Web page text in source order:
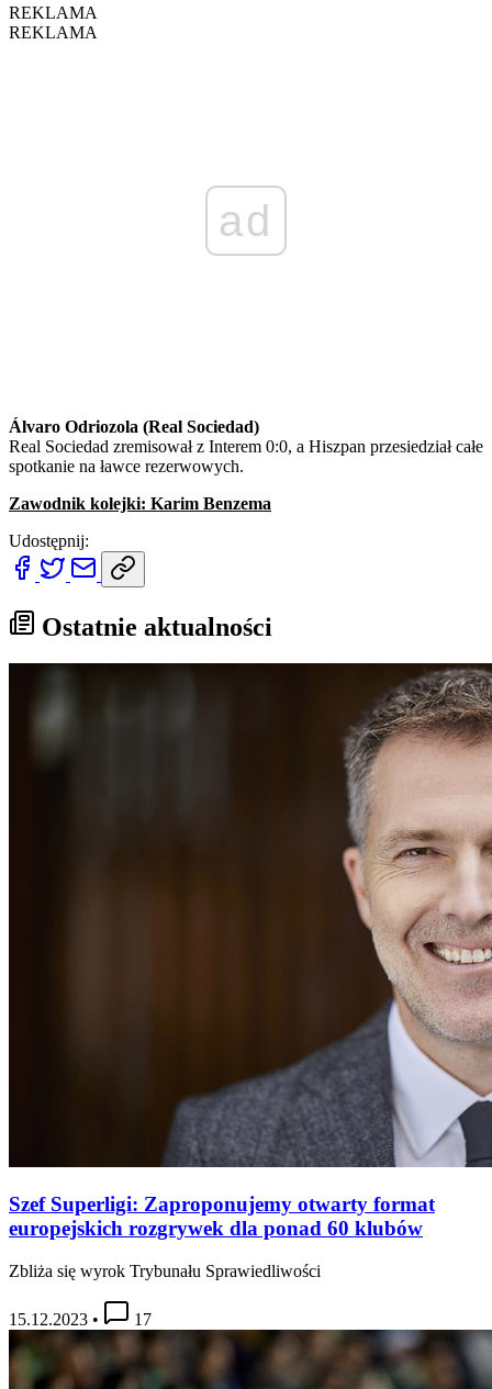
REKLAMA
REKLAMA
ad
Álvaro Odriozola (Real Sociedad)
Real Sociedad zremisował z Interem 0:0, a Hiszpan przesiedział całe
spotkanie na ławce rezerwowych.
Zawodnik kolejki: Karim Benzema
Udostępnij:
Ostatnie aktualności
Szef Superligi: Zaproponujemy otwarty format
europejskich rozgrywek dla ponad 60 klubów
Zbliża się wyrok Trybunału Sprawiedliwości
15.12.2023 • 17